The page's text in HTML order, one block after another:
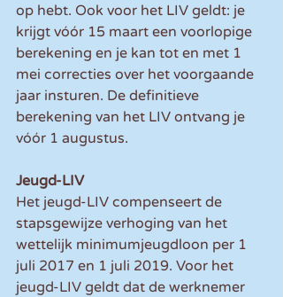
op hebt. Ook voor het LIV geldt: je
krijgt vóór 15 maart een voorlopige
berekening en je kan tot en met 1
mei correcties over het voorgaande
jaar insturen. De definitieve
berekening van het LIV ontvang je
vóór 1 augustus.
Jeugd-LIV
Het jeugd-LIV compenseert de
stapsgewijze verhoging van het
wettelijk minimumjeugdloon per 1
juli 2017 en 1 juli 2019. Voor het
jeugd-LIV geldt dat de werknemer